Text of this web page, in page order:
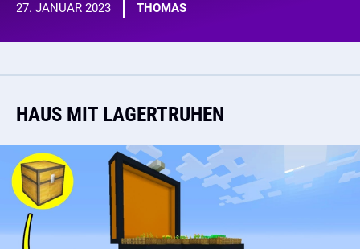
27. JANUAR 2023 THOMAS
HAUS MIT LAGERTRUHEN